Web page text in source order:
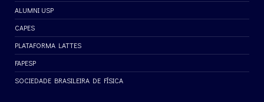
ALUMNI USP
CAPES
PLATAFORMA LATTES
FAPESP
SOCIEDADE BRASILEIRA DE FÍSICA